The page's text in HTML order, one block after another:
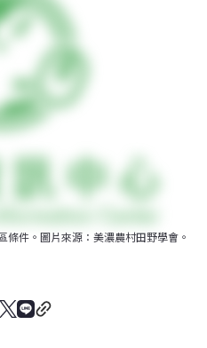
件。圖片來源：美濃農村田野學會。